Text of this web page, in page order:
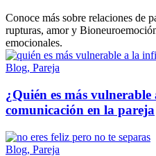
Conoce más sobre relaciones de
rupturas, amor y
emocionales.
Blog, Pareja
¿Quién es más
comunicación en la pareja
Blog, Pareja